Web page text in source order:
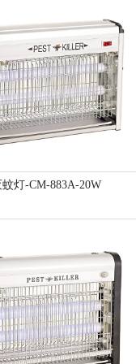
蚊灯-CM-883A-20W